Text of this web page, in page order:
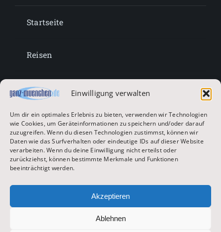
Einwilligung verwalten
Um dir ein optimales Erlebnis zu bieten, verwenden wir Technologien
wie Cookies, um Geräteinformationen zu speichern und/oder darauf
zuzugreifen. Wenn du diesen Technologien zustimmst, können wir
Daten wie das Surfverhalten oder eindeutige IDs auf dieser Website
verarbeiten. Wenn du deine Einwilligung nicht erteilst oder
zurückziehst, können bestimmte Merkmale und Funktionen
beeinträchtigt werden.
Akzeptieren
Ablehnen
Startseite
Reisen
Lifestyle
Entertainment
Oktoberfest & Volksfeste
Zur Hauptseite